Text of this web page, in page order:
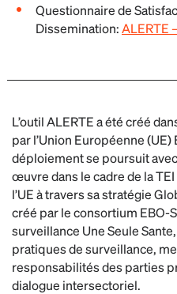
Questionnaire de
Dissemination:ALERTE
L’outil ALERTE a été créé
par l’Union Européenne (UE)
déploiement se poursuit
œuvre dans le cadre de la
l’UE à travers sa stratégie
créé par le consortium EBO-
surveillance Une Seule
pratiques de surveillance,
responsabilités des parties
dialogue intersectoriel.